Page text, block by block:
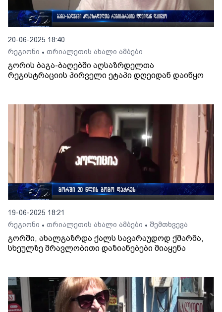
20-06-2025 18:40
რეგიონი • თრიალეთის ახალი ამბები
გორის ბაგა-ბაღებში აღსაზრდელთა
რეგისტრაციის პირველი ეტაპი დღეიდან დაიწყო
19-06-2025 18:21
რეგიონი • თრიალეთის ახალი ამბები • შემთხვევა
გორში, ახალგაზრდა ქალს სავარაუდოდ ქმარმა,
სხეულზე მრავლობითი დაზიანებები მიაყენა